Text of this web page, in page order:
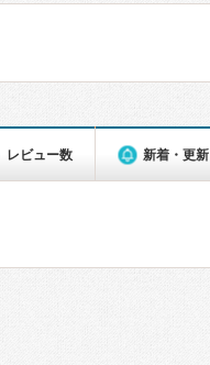
レビュー数 新着・更新